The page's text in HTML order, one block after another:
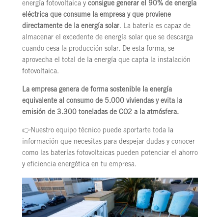
energía fotovoltaica y consigue generar el 90% de energía
eléctrica que consume la empresa y que proviene
directamente de la energía solar. La batería es capaz de
almacenar el excedente de energía solar que se descarga
cuando cesa la producción solar. De esta forma, se
aprovecha el total de la energía que capta la instalación
fotovoltaica.
La empresa genera de forma sostenible la energía
equivalente al consumo de 5.000 viviendas y evita la
emisión de 3.300 toneladas de CO2 a la atmósfera.
👉Nuestro equipo técnico puede aportarte toda la
información que necesitas para despejar dudas y conocer
como las baterías fotovoltaicas pueden potenciar el ahorro
y eficiencia energética en tu empresa.